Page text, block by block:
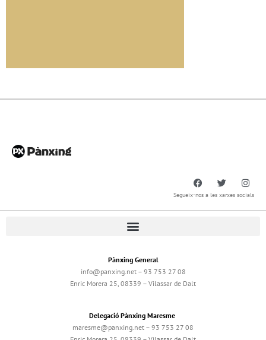
Segueix-nos a les xarxes socials
Pànxing General
info@panxing.net – 93 753 27 08
Enric Morera 25, 08339 – Vilassar de Dalt
Delegació Pànxing Maresme
maresme@panxing.net – 93 753 27 08